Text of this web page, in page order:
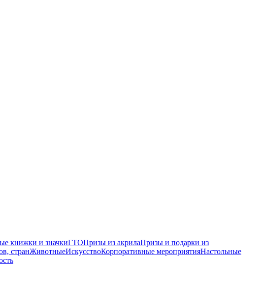
книжки и значкиГТОПризы из акрилаПризы и подарки из
странЖивотныеИскусствоКорпоративные мероприятияНастольные